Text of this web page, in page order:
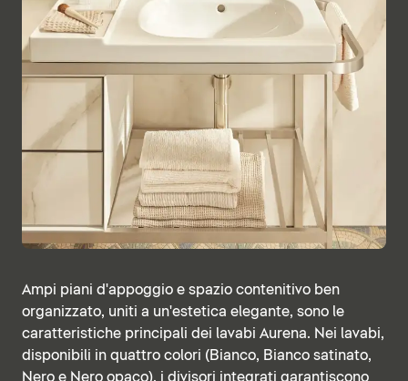
Ampi piani d'appoggio e spazio contenitivo ben
organizzato, uniti a un'estetica elegante, sono le
caratteristiche principali dei lavabi Aurena. Nei lavabi,
disponibili in quattro colori (Bianco, Bianco satinato,
Nero e Nero opaco), i divisori integrati garantiscono